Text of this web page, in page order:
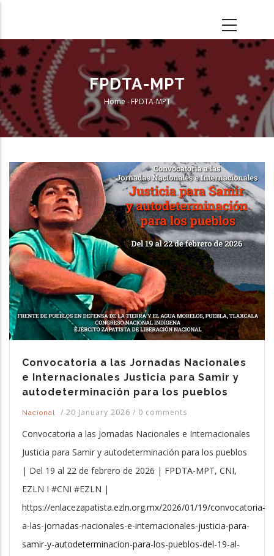
main
content
FPDTA-MPT
Breadcrumb
Home -FPDTA-MPT
Convocatoria a las Jornadas Nacionales
e Internacionales Justicia para Samir y
autodeterminación para los pueblos
Nacional / 20 January 2026 / 0 comments
Convocatoria a las Jornadas Nacionales e Internacionales
Justicia para Samir y autodeterminación para los pueblos
| Del 19 al 22 de febrero de 2026 | FPDTA-MPT, CNI,
EZLN I #CNI #EZLN |
https://enlacezapatista.ezln.org.mx/2026/01/19/convocatoria-
a-las-jornadas-nacionales-e-internacionales-justicia-para-
samir-y-autodeterminacion-para-los-pueblos-del-19-al-